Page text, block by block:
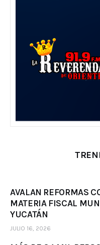
AVALAN REFORMAS
MATERIA FISCAL
YUCATÁN
JULIO 16, 2026